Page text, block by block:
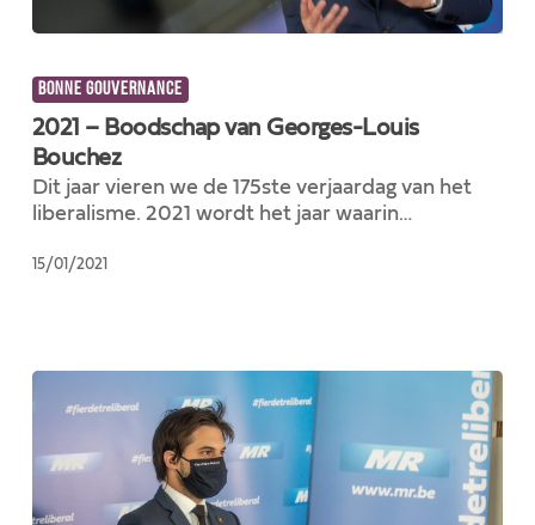
–
Boodschap
van
Georges-
Louis
Bouchez
BONNE GOUVERNANCE
2021 – Boodschap van Georges-Louis
Bouchez
Dit jaar vieren we de 175ste verjaardag van het
liberalisme. 2021 wordt het jaar waarin…
15/01/2021